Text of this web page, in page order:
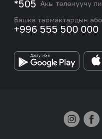
Корпоративдик жана
боюнча бөлүмдүн
маалыматтары.
MEGAда иште
MEGA бренди
*505 Акы төлөнүүчү
Башка тармактардын
+996 555 500 000